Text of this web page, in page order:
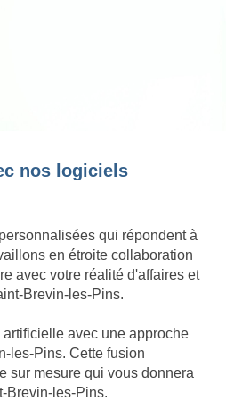
nos logiciels
qui répondent à
en étroite collaboration
avec votre réalité d'affaires et
Brevin-les-Pins.
avec une approche
les-Pins. Cette fusion
sur mesure qui vous donnera
Brevin-les-Pins.